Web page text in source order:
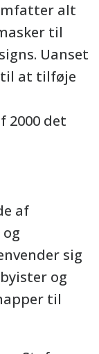
alt
til
Uanset
at tilføje
2000 det
af
sig
og
til